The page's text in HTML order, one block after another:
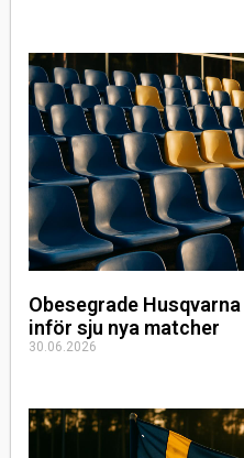
Obesegrade
inför sju nya matcher
30.06.2026